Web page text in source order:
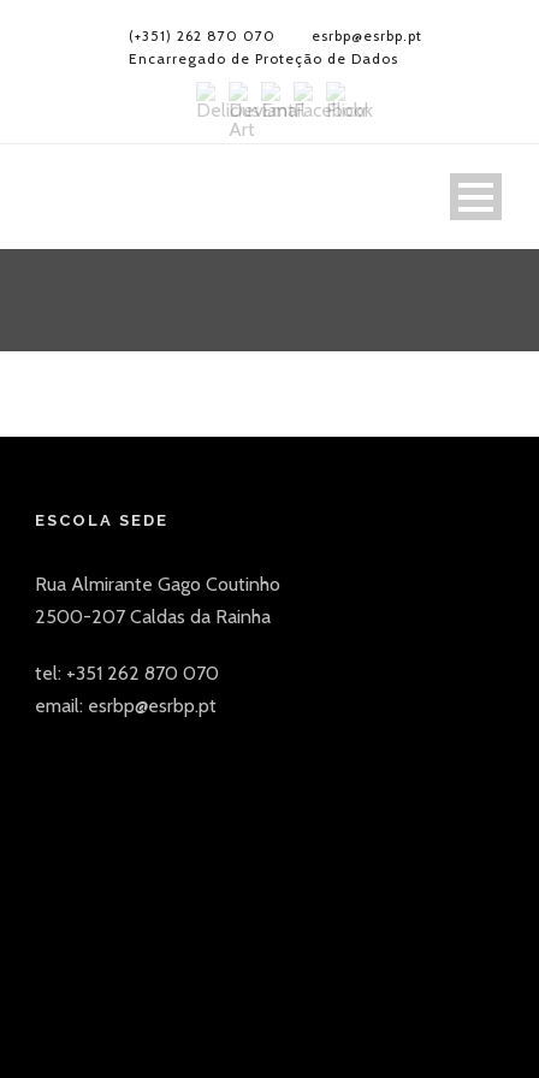
(+351) 262 870 070
esrbp@esrbp.pt
Encarregado de Proteção de Dados
ESCOLA SEDE
Rua Almirante Gago Coutinho
2500-207 Caldas da Rainha
tel: +351 262 870 070
email: esrbp@esrbp.pt